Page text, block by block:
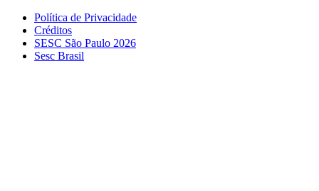
Política de Privacidade
Créditos
SESC São Paulo 2026
Sesc Brasil